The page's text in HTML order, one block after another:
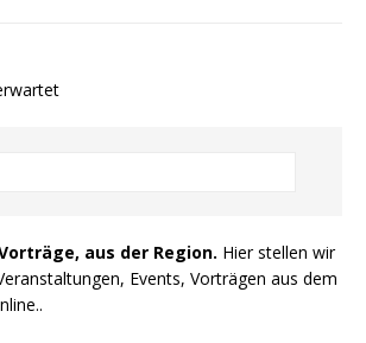
aus der Region. Hier stellen wir
Events, Vorträgen aus dem